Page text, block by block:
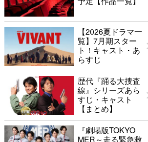
【2026夏ドラマ一
覧】7月期スター
ト！キャスト・あ
らすじ
歴代『踊る大捜査
線』シリーズあら
すじ・キャスト
【まとめ】
『劇場版TOKYO
MER～走る緊急救